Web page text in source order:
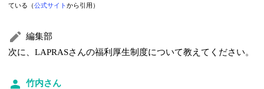
ている（公式サイトから引用）
編集部
次に、LAPRASさんの福利厚生制度について教えてください。
竹内さん